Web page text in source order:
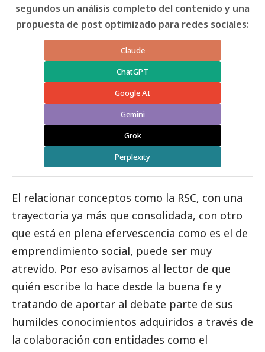
segundos un análisis completo del contenido y una
propuesta de post optimizado para redes sociales:
Claude
ChatGPT
Google AI
Gemini
Grok
Perplexity
El relacionar conceptos como la RSC, con una
trayectoria ya más que consolidada, con otro
que está en plena efervescencia como es el de
emprendimiento social, puede ser muy
atrevido. Por eso avisamos al lector de que
quién escribe lo hace desde la buena fe y
tratando de aportar al debate parte de sus
humildes conocimientos adquiridos a través de
la colaboración con entidades como el